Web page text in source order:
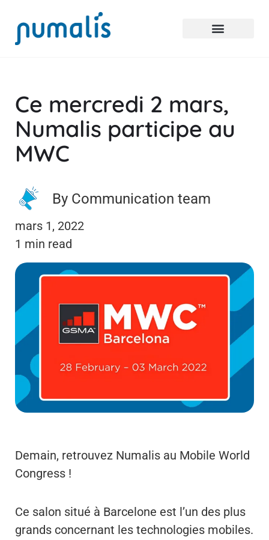
Ce mercredi 2 mars,
Numalis participe au
MWC
By Communication team
mars 1, 2022
1 min read
Demain, retrouvez Numalis au Mobile World
Congress !
Ce salon situé à Barcelone est l’un des plus
grands concernant les technologies mobiles.